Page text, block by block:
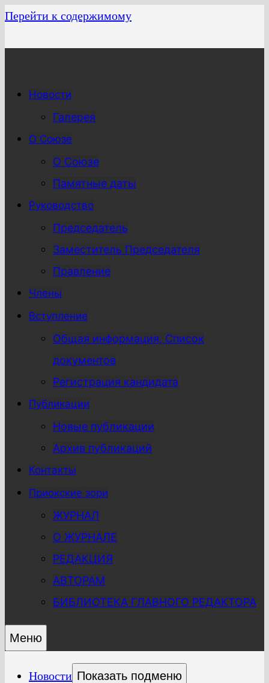
Перейти к содержимому
Новости
Галерея
О Союзе
О Союзе
Памятные даты
Руководство
Председатель
Заместитель Председателя
Правление
Члены
Вступление
Общая информация, Список
документов
Регистрация кандидата
Публикации
Новые публикации
Архив публикаций
Контакты
Приокские зори
ЖУРНАЛ
О ЖУРНАЛЕ
РЕДАКЦИЯ
АВТОРАМ
БИБЛИОТЕКА ГЛАВНОГО РЕДАКТОРА
Меню
Новости Показать подменю